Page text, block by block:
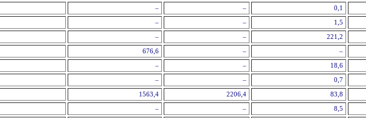
– – 0,1
– – 1,5
– – 221,2
676,6 – –
– – 18,6
– – 0,7
1563,4 2206,4 83,8
– – 8,5